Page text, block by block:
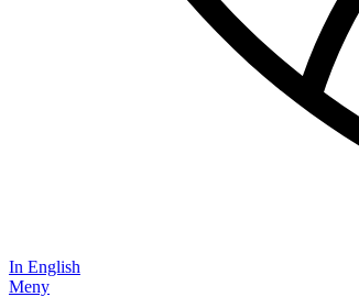
In English
Meny